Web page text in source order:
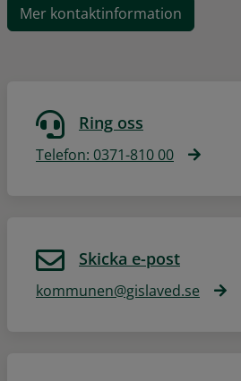
Mer kontaktinformation
Ring oss
Telefon: 0371-810 00
Skicka e-post
kommunen@gislaved.se